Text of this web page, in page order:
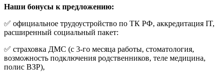
Наши бонусы к предложению:
✅ официальное трудоустройство по ТК РФ, аккредитация IT,
расширенный социальный пакет:
✅ страховка ДМС (с 3-го месяца работы, стоматология,
возможность подключения родственников, теле медицина,
полис ВЗР),